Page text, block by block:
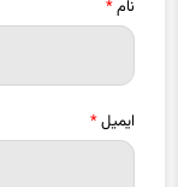
ایمیل*